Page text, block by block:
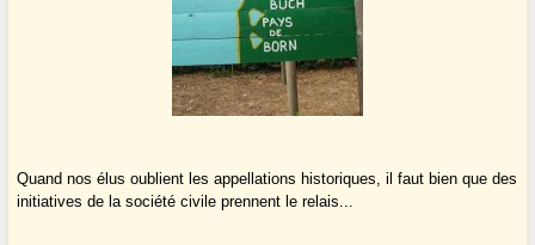
Quand nos élus oublient les appellations historiques, il faut bien que des
initiatives de la société civile prennent le relais...